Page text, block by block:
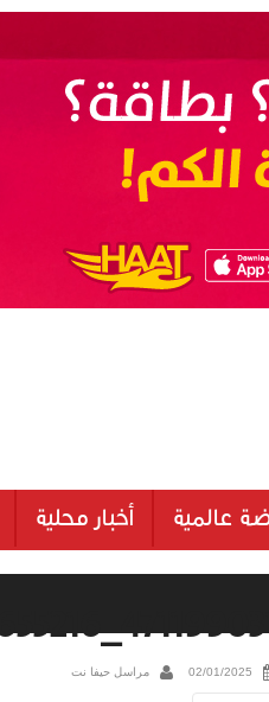
عالمية أخبار محلية
02/01/2025 مراسل حيفا نت